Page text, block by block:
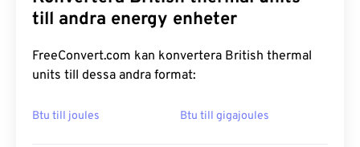
till andra energy enheter
FreeConvert.com kan konvertera British thermal
units till dessa andra format:
Btu till joules Btu till gigajoules